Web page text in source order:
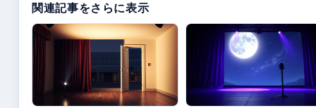
関連記事をさらに表示